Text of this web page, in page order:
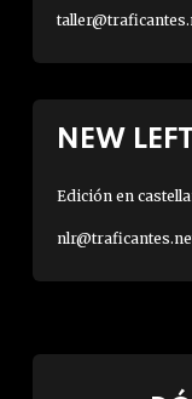
NEW
Edición en